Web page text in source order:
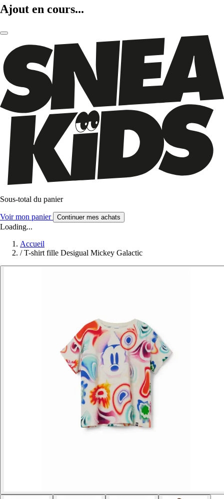
Ajout en cours...
Sous-total du panier
Voir mon panier Continuer mes achats
Loading...
Accueil
/ T-shirt fille Desigual Mickey Galactic